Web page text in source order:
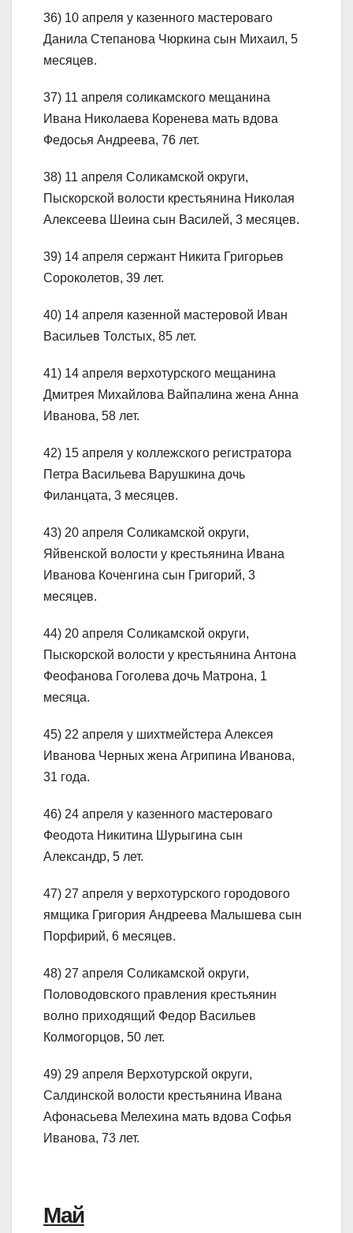
36) 10 апреля у казенного мастероваго
Данила Степанова Чюркина сын Михаил, 5
месяцев.
37) 11 апреля соликамского мещанина
Ивана Николаева Коренева мать вдова
Федосья Андреева, 76 лет.
38) 11 апреля Соликамской округи,
Пыскорской волости крестьянина Николая
Алексеева Шеина сын Василей, 3 месяцев.
39) 14 апреля сержант Никита Григорьев
Сороколетов, 39 лет.
40) 14 апреля казенной мастеровой Иван
Васильев Толстых, 85 лет.
41) 14 апреля верхотурского мещанина
Дмитрея Михайлова Вайпалина жена Анна
Иванова, 58 лет.
42) 15 апреля у коллежского регистратора
Петра Васильева Варушкина дочь
Филанцата, 3 месяцев.
43) 20 апреля Соликамской округи,
Яйвенской волости у крестьянина Ивана
Иванова Коченгина сын Григорий, 3
месяцев.
44) 20 апреля Соликамской округи,
Пыскорской волости у крестьянина Антона
Феофанова Гоголева дочь Матрона, 1
месяца.
45) 22 апреля у шихтмейстера Алексея
Иванова Черных жена Агрипина Иванова,
31 года.
46) 24 апреля у казенного мастероваго
Феодота Никитина Шурыгина сын
Александр, 5 лет.
47) 27 апреля у верхотурского городового
ямщика Григория Андреева Малышева сын
Порфирий, 6 месяцев.
48) 27 апреля Соликамской округи,
Половодовского правления крестьянин
волно приходящий Федор Васильев
Колмогорцов, 50 лет.
49) 29 апреля Верхотурской округи,
Салдинской волости крестьянина Ивана
Афонасьева Мелехина мать вдова Софья
Иванова, 73 лет.
Май